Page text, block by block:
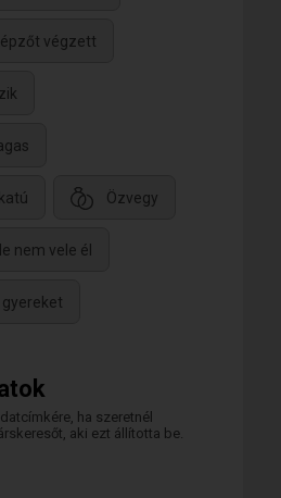
végzett
Özvegy
nem vele él
ha szeretnél
aki ezt állította be.